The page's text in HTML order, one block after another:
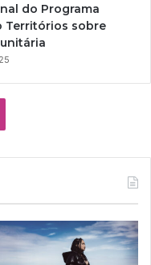
do Programa
Territórios sobre